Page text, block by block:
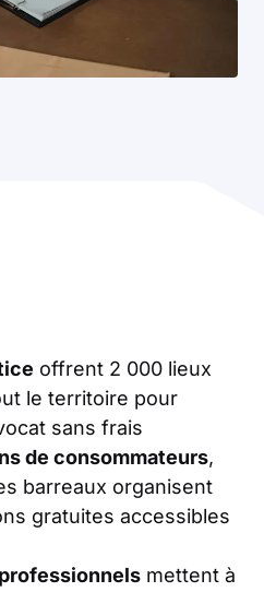
offrent 2 000 lieux
le territoire pour
sans frais
de consommateurs,
barreaux organisent
gratuites accessibles
mettent à